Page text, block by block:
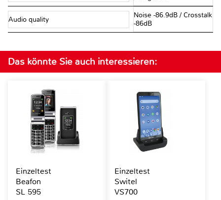
Audio quality
Noise -86.9dB / Crosstalk
-86dB
Das könnte Sie auch interessieren:
Einzeltest
Beafon
SL 595
Einzeltest
Switel
VS700